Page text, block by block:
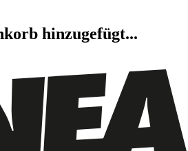
hinzugefügt...